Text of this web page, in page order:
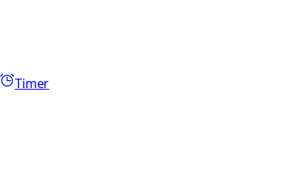
Timer